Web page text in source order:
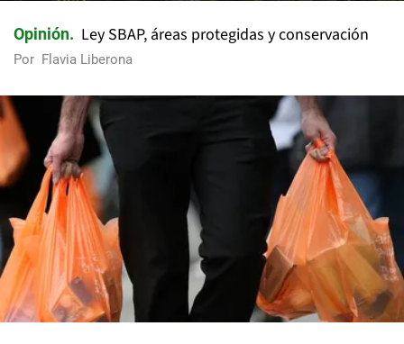
Opinión Ley SBAP, áreas protegidas y conservación
Por Flavia Liberona